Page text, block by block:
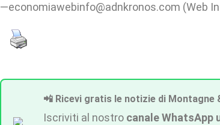
—economiawebinfo@adnkronos.com (Web
📲 Ricevi gratis le notizie di
Iscriviti al nostro canale WhatsApp